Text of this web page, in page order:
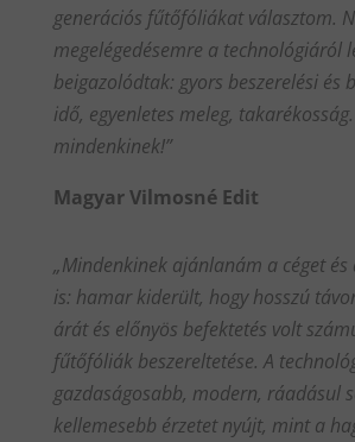
generációs fűtőfóliákat választom.
megelégedésemre a technológiáról
beigazolódtak: gyors beszerelési és
idő, egyenletes meleg,
mindenkinek!”
Magyar Vilmosné Edit
„Mindenkinek ajánlanám a céget
is: hamar kiderült, hogy hosszú
árát és előnyös befektetés volt
fűtőfóliák beszereltetése. A
gazdaságosabb, modern, ráadásul
kellemesebb érzetet nyújt, mint a